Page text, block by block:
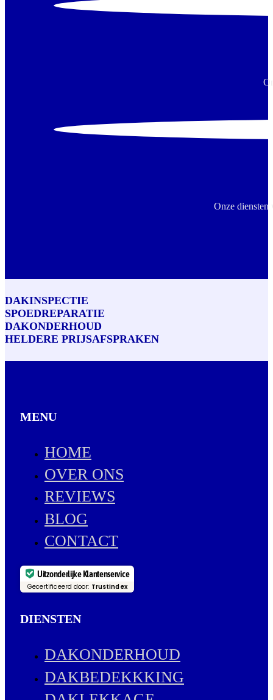
Onze diensten
DAKINSPECTIE
SPOEDREPARATIE
DAKONDERHOUD
HELDERE PRIJSAFSPRAKEN
MENU
HOME
OVER ONS
REVIEWS
BLOG
CONTACT
Uitzonderlijke Klantenservice
Gecertificeerd door: Trustindex
DIENSTEN
DAKONDERHOUD
DAKBEDEKKKING